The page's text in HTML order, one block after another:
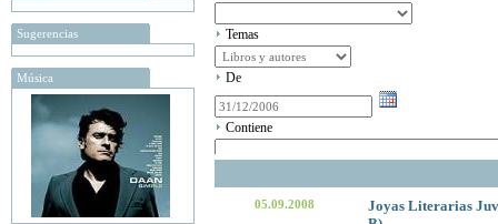
Sugerencias
Música
Temas
De
Contiene
05.09.2008
Joyas Literarias